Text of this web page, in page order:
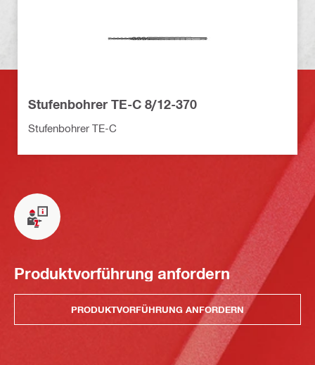
Stufenbohrer TE-C 8/12-370
Stufenbohrer TE-C
Produktvorführung anfordern
PRODUKTVORFÜHRUNG ANFORDERN